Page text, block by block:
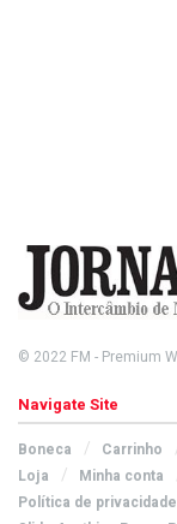
© 2022 FM - Premium
Navigate Site
Boneca Carrinho
Loja
Minha conta
Política de privacidade